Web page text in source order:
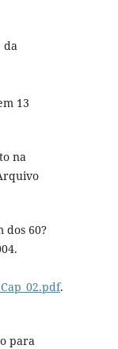
da
13
na
dos 60?
.
para